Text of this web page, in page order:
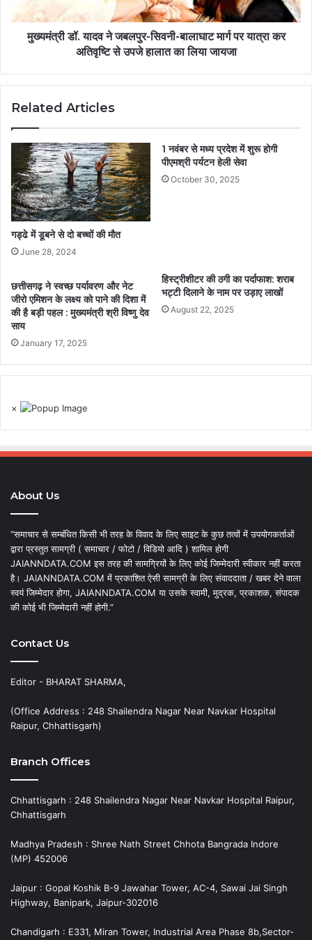
मुख्यमंत्री डॉ. यादव ने जबलपुर-सिवनी-बालाघाट मार्ग पर यात्रा कर
अतिवृष्टि से उपजे हालात का लिया जायजा
Related Articles
गड्ढे में डूबने से दो बच्चों की मौत
June 28, 2024
1 नवंबर से मध्य प्रदेश में शुरू होगी
पीएमश्री पर्यटन हेली सेवा
October 30, 2025
छत्तीसगढ़ ने स्वच्छ पर्यावरण और नेट
जीरो एमिशन के लक्ष्य को पाने की दिशा में
की है बड़ी पहल : मुख्यमंत्री श्री विष्णु देव
साय
January 17, 2025
हिस्ट्रीशीटर की ठगी का पर्दाफाश: शराब
भट्टी दिलाने के नाम पर उड़ाए लाखों
August 22, 2025
×
About Us
“समाचार से सम्बंधित किसी भी तरह के विवाद के लिए साइट के कुछ तत्वों में उपयोगकर्ताओं
द्वारा प्रस्तुत सामग्री ( समाचार / फोटो / विडियो आदि ) शामिल होगी
JAIANNDATA.COM इस तरह की सामग्रियों के लिए कोई जिम्मेदारी स्वीकार नहीं करता
है। JAIANNDATA.COM में प्रकाशित ऐसी सामग्री के लिए संवाददाता / खबर देने वाला
स्वयं जिम्मेदार होगा, JAIANNDATA.COM या उसके स्वामी, मुद्रक, प्रकाशक, संपादक
की कोई भी जिम्मेदारी नहीं होगी.”
Contact Us
Editor - BHARAT SHARMA,
(Office Address : 248 Shailendra Nagar Near Navkar Hospital
Raipur, Chhattisgarh)
Branch Offices
Chhattisgarh : 248 Shailendra Nagar Near Navkar Hospital Raipur,
Chhattisgarh
Madhya Pradesh : Shree Nath Street Chhota Bangrada Indore
(MP) 452006
Jaipur : Gopal Koshik B-9 Jawahar Tower, AC-4, Sawai Jai Singh
Highway, Banipark, Jaipur-302016
Chandigarh : E331, Miran Tower, Industrial Area Phase 8b,Sector-